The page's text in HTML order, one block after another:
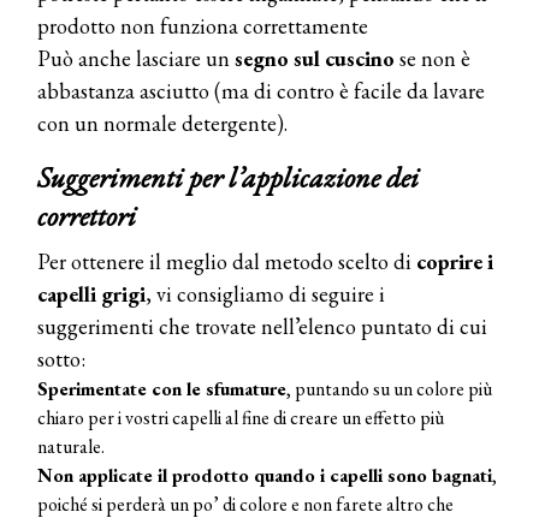
prodotto non funziona correttamente
Può anche lasciare unsegno sul cuscino se non è
abbastanza asciutto (ma di contro è facile da lavare
con un normale detergente).
Suggerimenti per l’applicazione dei
correttori
Per ottenere il meglio dal metodo scelto di coprire i
capelli grigi, vi consigliamo di seguire i
suggerimenti che trovate nell’elenco puntato di cui
sotto:
Sperimentate con le sfumature, puntando su un colore più
chiaro per i vostri capelli al fine di creare un effetto più
naturale.
Non applicate il prodotto quando i capelli sono bagnati,
poiché si perderà un po’ di colore e non farete altro che